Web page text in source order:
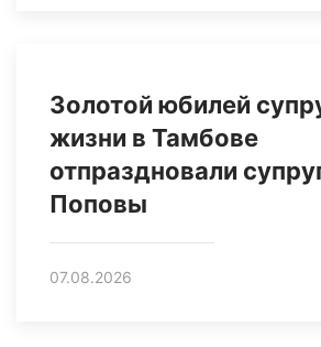
Золотой юбилей
жизни в Тамбове
отпраздновали
Поповы
07.08.2026